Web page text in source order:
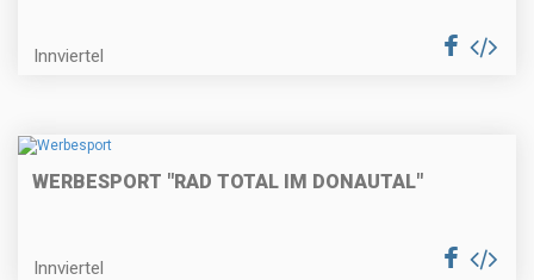
Innviertel
WERBESPORT "RAD TOTAL IM DONAUTAL"
Innviertel